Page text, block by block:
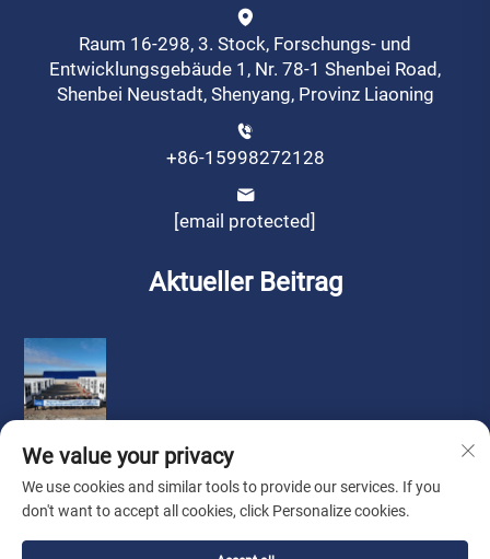
Raum 16-298, 3. Stock, Forschungs- und
Entwicklungsgebäude 1, Nr. 78-1 Shenbei Road,
Shenbei Neustadt, Shenyang, Provinz Liaoning
+86-15998272128
[email protected]
Aktueller Beitrag
Urheberrecht © by Liaoning Sinotech Group Co., Ltd.
We value your privacy
We use cookies and similar tools to provide our services. If you
don't want to accept all cookies, click Personalize cookies.